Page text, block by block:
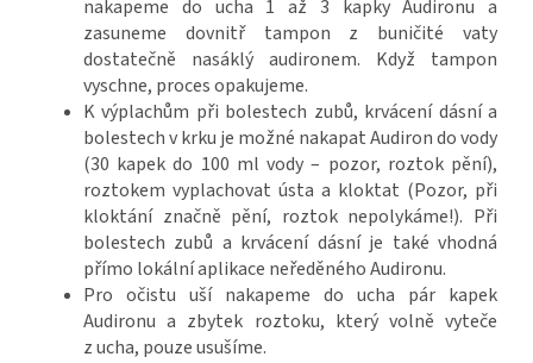
nakapeme do ucha 1 až 3 kapky Audironu a
zasuneme dovnitř tampon z buničité vaty
dostatečně nasáklý audironem. Když tampon
vyschne, proces opakujeme.
K výplachům při bolestech zubů, krvácení dásní a
bolestech v krku je možné nakapat Audiron do vody
(30 kapek do 100 ml vody – pozor, roztok pění),
roztokem vyplachovat ústa a kloktat (Pozor, při
kloktání značně pění, roztok nepolykáme!). Při
bolestech zubů a krvácení dásní je také vhodná
přímo lokální aplikace neředěného Audironu.
Pro očistu uší nakapeme do ucha pár kapek
Audironu a zbytek roztoku, který volně vyteče
z ucha, pouze usušíme.